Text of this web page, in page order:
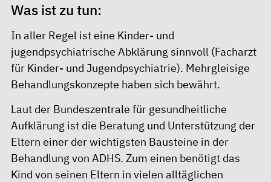
Was ist zu tun:
In aller Regel ist eine Kinder- und
jugendpsychiatrische Abklärung sinnvoll (Facharzt
für Kinder- und Jugendpsychiatrie). Mehrgleisige
Behandlungskonzepte haben sich bewährt.
Laut der Bundeszentrale für gesundheitliche
Aufklärung ist die Beratung und Unterstützung der
Eltern einer der wichtigsten Bausteine in der
Behandlung von ADHS. Zum einen benötigt das
Kind von seinen Eltern in vielen alltäglichen